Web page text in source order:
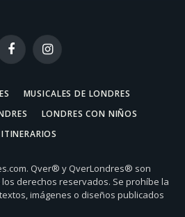
FacebookInstagram
MUSICALES DE LONDRES
LONDRES CON NIÑOS
ITINERARIOS
Qver® y QverLondres® son
derechos reservados. Se prohíbe la
imágenes o diseños publicados